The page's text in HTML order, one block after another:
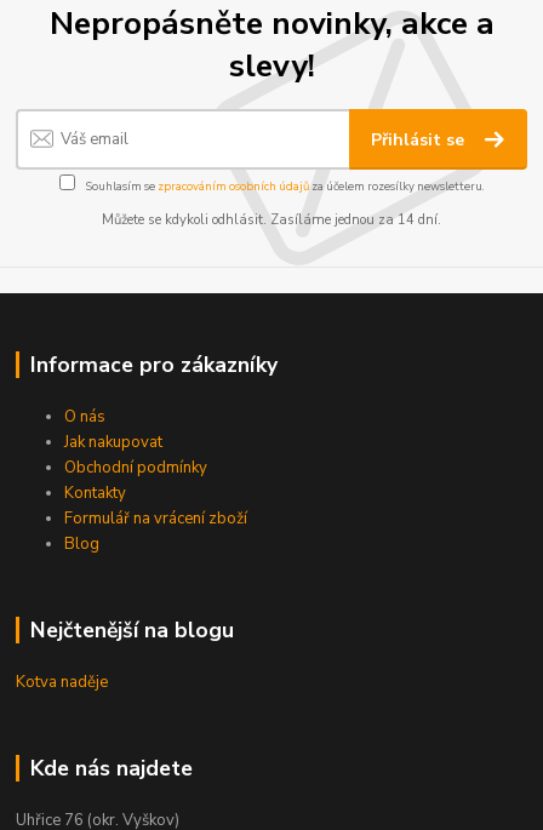
Nepropásněte novinky, akce a
slevy!
Přihlásit se
Souhlasím se zpracováním osobních údajůza účelem rozesílky newsletteru.
Můžete se kdykoli odhlásit. Zasíláme jednou za 14 dní.
Informace pro zákazníky
O nás
Jak nakupovat
Obchodní podmínky
Kontakty
Formulář na vrácení zboží
Blog
Nejčtenější na blogu
Kotva naděje
Kde nás najdete
Uhřice 76 (okr. Vyškov)